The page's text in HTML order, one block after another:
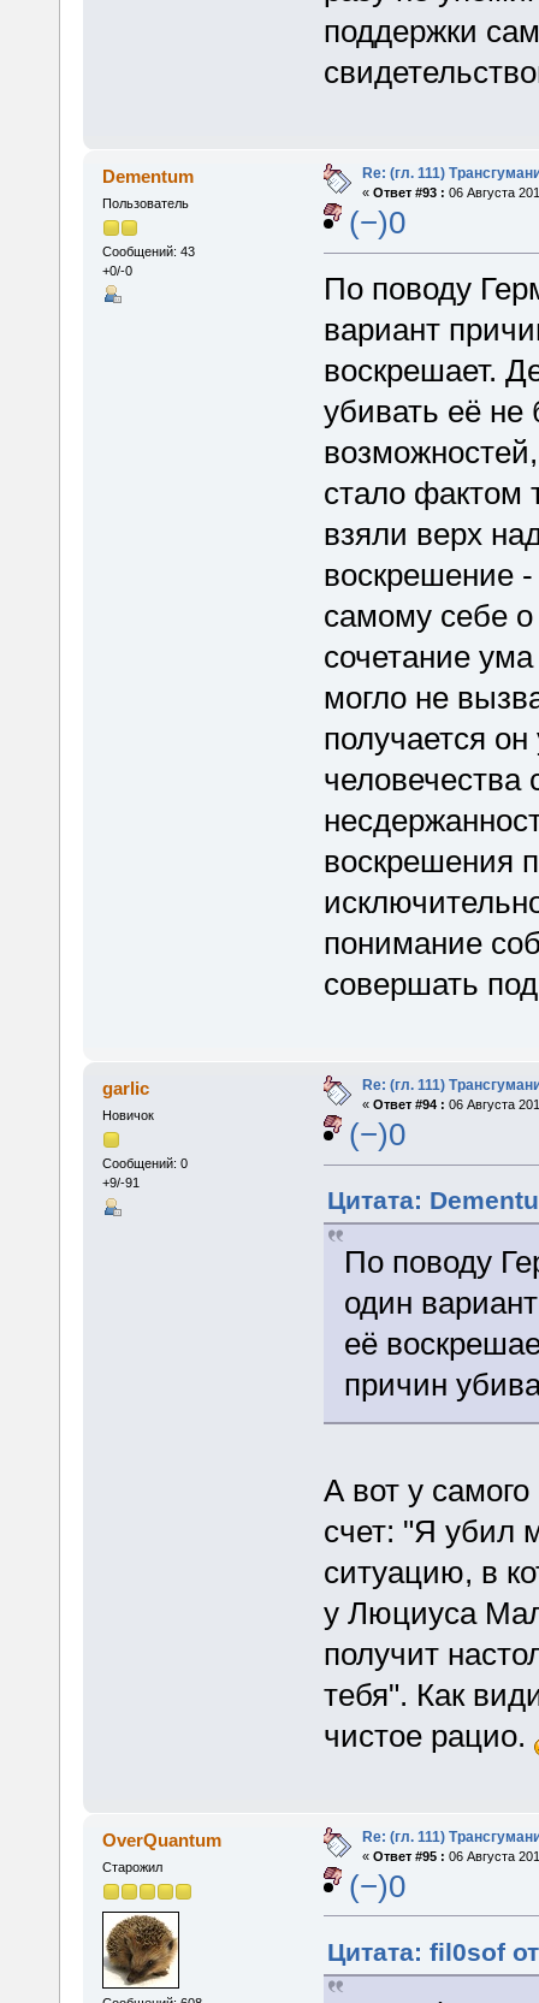
поддержки
Dementum
Пользователь
Сообщений: 43
+0/-0
Re: (гл. 111)
« Ответ #93 : 06 Августа
(−)0
По поводу
вариант
воскрешает.
убивать её
стало фактом
взяли верх
воскрешение
самому себе о
сочетание
могло не
получается
человечества
воскрешения
понимание
совершать
garlic
Новичок
Сообщений: 0
+9/-91
Re: (гл. 111)
« Ответ #94 : 06 Августа
(−)0
Цитата:
По поводу
один
её
причин
А вот у
счет: "Я убил
ситуацию, в
у Люциуса
получит
тебя". Как
чистое рацио.
OverQuantum
Старожил
Re: (гл. 111)
« Ответ #95 : 06 Августа
(−)0
Цитата: fil0sof